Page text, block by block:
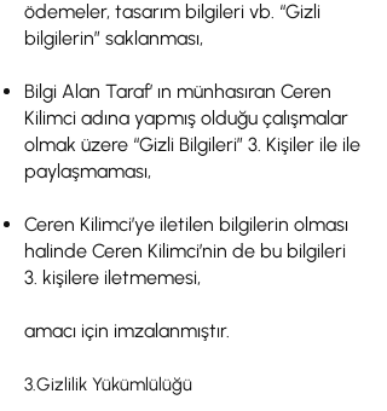
ödemeler, tasarım bilgileri vb. “Gizli
bilgilerin” saklanması,
Bilgi Alan Taraf’ ın münhasıran Ceren
Kilimci adına yapmış olduğu çalışmalar
olmak üzere “Gizli Bilgileri” 3. Kişiler ile ile
paylaşmaması,
Ceren Kilimci’ye iletilen bilgilerin olması
halinde Ceren Kilimci’nin de bu bilgileri
3. kişilere iletmemesi,
amacı için imzalanmıştır.
3.Gizlilik Yükümlülüğü